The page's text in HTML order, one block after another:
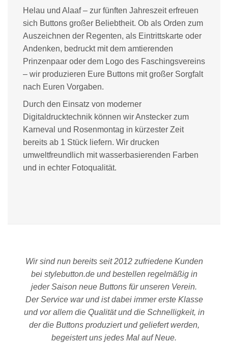
Helau und Alaaf – zur fünften Jahreszeit erfreuen
sich Buttons großer Beliebtheit. Ob als Orden zum
Auszeichnen der Regenten, als Eintrittskarte oder
Andenken, bedruckt mit dem amtierenden
Prinzenpaar oder dem Logo des Faschingsvereins
– wir produzieren Eure Buttons mit großer Sorgfalt
nach Euren Vorgaben.
Durch den Einsatz von moderner
Digitaldrucktechnik können wir Anstecker zum
Karneval und Rosenmontag in kürzester Zeit
bereits ab 1 Stück liefern. Wir drucken
umweltfreundlich mit wasserbasierenden Farben
und in echter Fotoqualität.
Wir sind nun bereits seit 2012 zufriedene Kunden
bei stylebutton.de und bestellen regelmäßig in
jeder Saison neue Buttons für unseren Verein.
Der Service war und ist dabei immer erste Klasse
und vor allem die Qualität und die Schnelligkeit, in
der die Buttons produziert und geliefert werden,
begeistert uns jedes Mal auf Neue.